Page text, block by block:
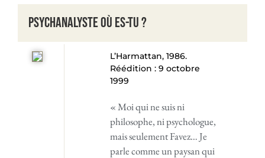
Psychanalyste où es-tu ?
L’Harmattan, 1986.
Réédition : 9 octobre
1999
« Moi qui ne suis ni
philosophe, ni psychologue,
mais seulement Favez… Je
parle comme un paysan qui